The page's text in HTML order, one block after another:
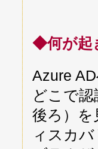
◆何が起
Azure
どこで
後ろ）
ィスカ